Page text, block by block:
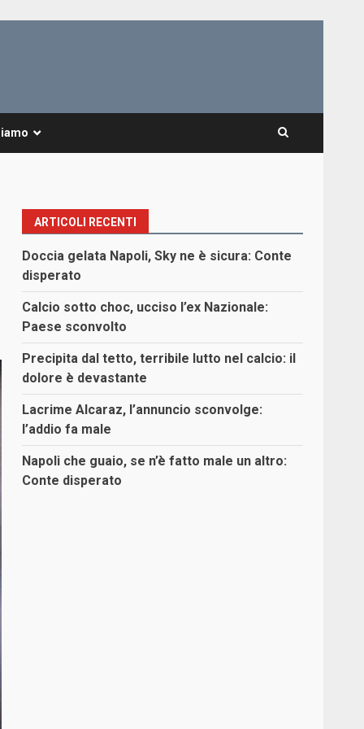
ARTICOLI RECENTI
Doccia gelata Napoli, Sky ne è sicura: Conte
disperato
Calcio sotto choc, ucciso l’ex Nazionale:
Paese sconvolto
Precipita dal tetto, terribile lutto nel calcio: il
dolore è devastante
Lacrime Alcaraz, l’annuncio sconvolge:
l’addio fa male
Napoli che guaio, se n’è fatto male un altro:
Conte disperato